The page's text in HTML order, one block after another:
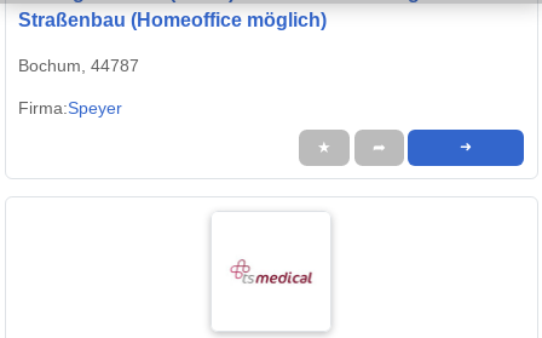
Straßenbau (Homeoffice möglich)
Bochum, 44787
Firma:Speyer
★ ➦ ➜